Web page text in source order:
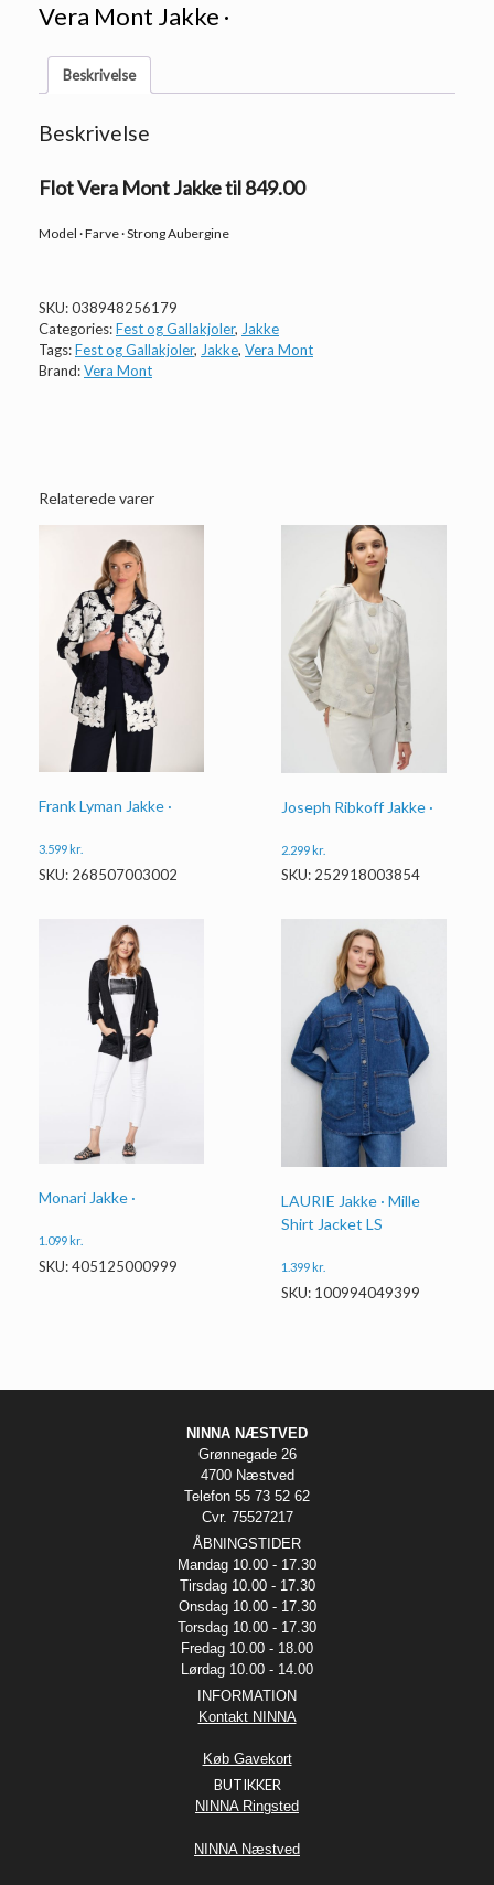
Vera Mont Jakke ·
Beskrivelse
Beskrivelse
Flot Vera Mont Jakke til 849.00
Model · Farve · Strong Aubergine
SKU:038948256179
Categories:Fest og Gallakjoler, Jakke
Tags:Fest og Gallakjoler, Jakke, Vera Mont
Brand:Vera Mont
Relaterede varer
Frank Lyman Jakke ·
3.599 kr.
SKU: 268507003002
Joseph Ribkoff Jakke ·
2.299kr.
SKU: 252918003854
Monari Jakke ·
1.099 kr.
SKU: 405125000999
LAURIE Jakke · Mille
Shirt Jacket LS
1.399 kr.
SKU: 100994049399
NINNA NÆSTVED
Grønnegade 26
4700 Næstved
Telefon 55 73 52 62
Cvr. 75527217
ÅBNINGSTIDER
Mandag 10.00 - 17.30
Tirsdag 10.00 - 17.30
Onsdag 10.00 - 17.30
Torsdag 10.00 - 17.30
Fredag 10.00 - 18.00
Lørdag 10.00 - 14.00
INFORMATION
Kontakt NINNA
Køb Gavekort
BUTIKKER
NINNA Ringsted
NINNA Næstved